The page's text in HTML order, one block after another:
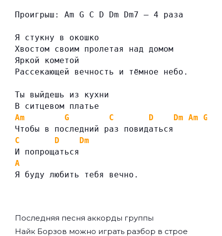
Проигрыш: Am G C D Dm Dm7 — 4 раза
Я стукну в окошко
Хвостом своим пролетая над домом
Яркой кометой
Рассекающей вечность и тёмное небо.
Ты выйдешь из кухни
В ситцевом платье
Am
G C D Dm Am
G
Чтобы в последний раз повидаться
C
D
Dm
И попрощаться
A
Я буду любить тебя вечно.
Последняя песня аккорды группы
Найк Борзов можно играть разбор в строе